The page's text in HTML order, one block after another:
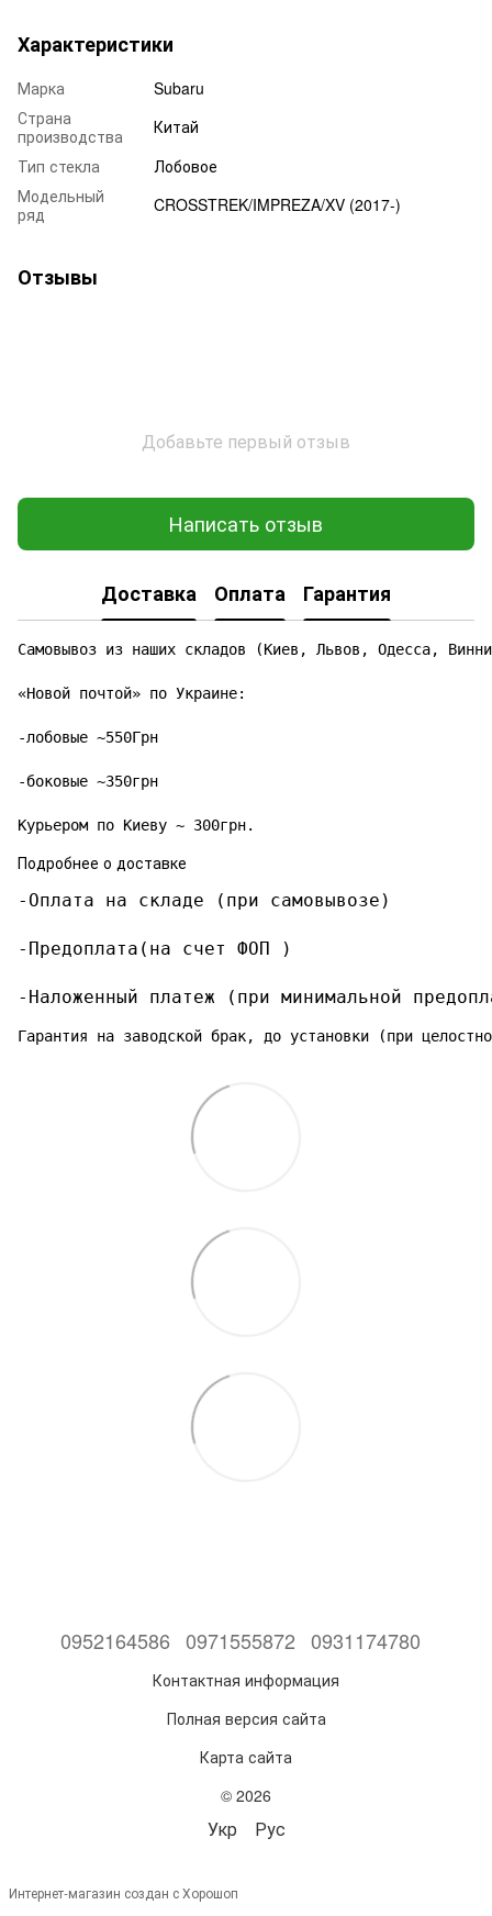
Характеристики
Марка
Subaru
Страна
производства
Китай
Тип стекла
Лобовое
Модельный
ряд
CROSSTREK/IMPREZA/XV (2017-)
Отзывы
Добавьте первый отзыв
Написать отзыв
Доставка Оплата Гарантия
Самовывоз из наших складов (Киев, Львов, Одесса,
«Новой почтой» по Украине:
-лобовые ~550Грн
-боковые ~350грн
Курьером по Киеву ~ 300грн.
Подробнее о доставке
-Оплата на складе (при самовывозе)
-Предоплата(на счет ФОП )
-Наложенный платеж (при минимальной
Гарантия на заводской брак, до установки (при
0952164586 0971555872 0931174780
Контактная информация
Полная версия сайта
Карта сайта
© 2026
Укр Рус
Интернет-магазин создан с Хорошоп